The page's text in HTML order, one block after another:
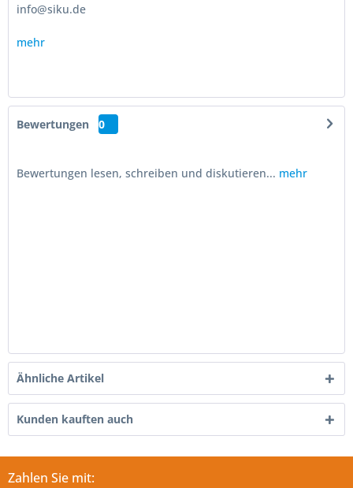
info@siku.de
mehr
Bewertungen 0
Bewertungen lesen, schreiben und diskutieren... mehr
Ähnliche Artikel
Kunden kauften auch
Zahlen Sie mit: